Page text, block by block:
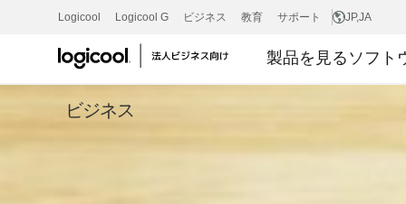
SIGNATURE
M650
Logicool Logicool G ビジネス 教育 サポート JP,JA
製品を見る ソフト
ビジネス